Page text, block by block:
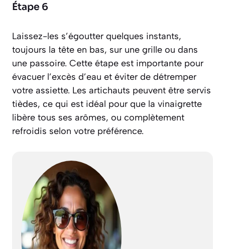
Étape 6
Laissez-les s’égoutter quelques instants,
toujours la tête en bas, sur une grille ou dans
une passoire. Cette étape est importante pour
évacuer l’excès d’eau et éviter de détremper
votre assiette. Les artichauts peuvent être servis
tièdes, ce qui est idéal pour que la vinaigrette
libère tous ses arômes, ou complètement
refroidis selon votre préférence.